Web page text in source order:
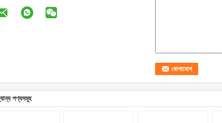
পণ্যসমূহ